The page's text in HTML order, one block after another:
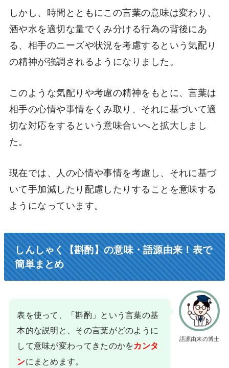
しかし、時間とともにこの言葉の意味は変わり、
酒や水を適切な量でくみ分ける行為の背後にあ
る、相手のニーズや状況を考慮するという気配り
の精神が強調されるようになりました。
このような気配りや考慮の精神をもとに、言葉は
相手の心情や事情をくみ取り、それに基づいて適
切な対応をするという意味合いへと拡大しまし
た。
現在では、人の心情や事情を考慮し、それに基づ
いて手加減したり配慮したりすることを意味する
ようになっています。
しんしゃく【斟酌】の意味・語源由来！表で
簡単まとめ
語源由来の博士
表を使って、「斟酌」という言葉の基
本的な説明と、その言葉がどのように
して意味が変わってきたのかをカンタ
ンにまとめます。